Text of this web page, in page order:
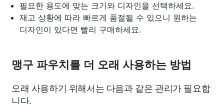
필요한 용도에 맞는 크기와 디자인을 선택하세요.
재고 상황에 따라 빠르게 품절될 수 있으니 원하는
디자인이 있다면 빨리 구매하세요.
맹구 파우치를 더 오래 사용하는 방법
오래 사용하기 위해서는 다음과 같은 관리가 필요합
니다.